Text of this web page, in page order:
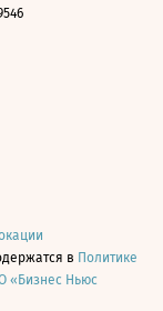
в Политике
«Бизнес Ньюс